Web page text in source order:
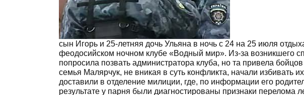
сын Игорь и 25-летняя дочь Ульяна в ночь с 24 на 25 июля
феодосийском ночном клубе «Водный мир». Из-за возникшего
попросила позвать администратора клуба, но та привела
семья Малярчук, не вникая в суть конфликта, начали избивать
доставили в отделение милиции, где, по информации его
результате у парня были диагностированы признаки перелома